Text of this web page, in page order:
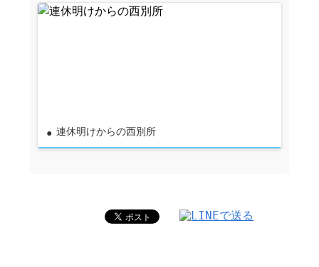
連休明けからの西別所